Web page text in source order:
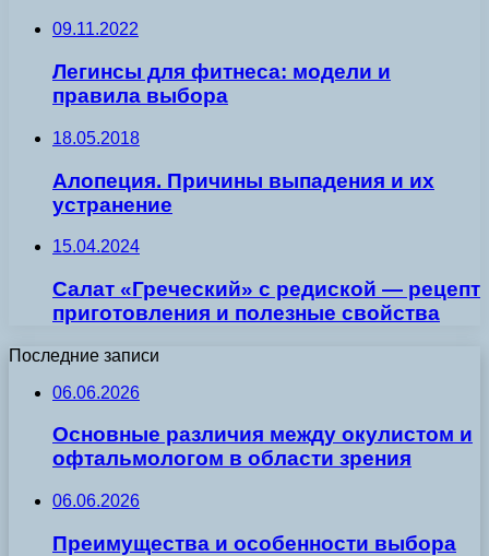
09.11.2022
Легинсы для фитнеса: модели и
правила выбора
18.05.2018
Алопеция. Причины выпадения и их
устранение
15.04.2024
Салат «Греческий» с редиской — рецепт
приготовления и полезные свойства
Последние записи
06.06.2026
Основные различия между окулистом и
офтальмологом в области зрения
06.06.2026
Преимущества и особенности выбора